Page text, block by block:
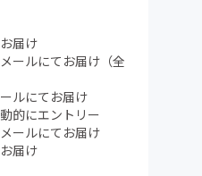
届け
ールにてお届け（全
ルにてお届け
的にエントリー
ールにてお届け
届け